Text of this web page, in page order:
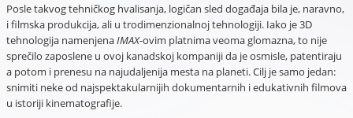
Posle takvog tehničkog hvalisanja, logičan sled događaja bila je, naravno,
i filmska produkcija, ali u trodimenzionalnoj tehnologiji. Iako je 3D
tehnologija namenjenaIMAX-ovim platnima veoma glomazna, to nije
sprečilo zaposlene u ovoj kanadskoj kompaniji da je osmisle, patentiraju
a potom i prenesu na najudaljenija mesta na planeti. Cilj je samo jedan:
snimiti neke od najspektakularnijih dokumentarnih i edukativnih filmova
u istoriji kinematografije.